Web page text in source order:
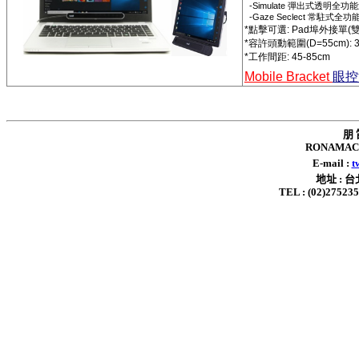
-Simulate 彈出式透明全功
-Gaze Seclect 常駐式全功
*點擊可選: Pad埠外接單(
*容許頭動範圍(D=55cm):
*工作間距: 45-85cm
Mobile Bracket 眼
朋
E-mail :
地址 : 台
TEL :